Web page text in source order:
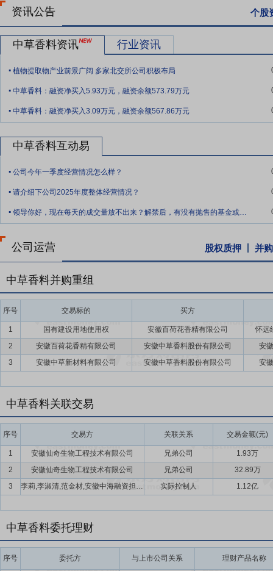
资讯公告 个股
中草香料资讯 行业资讯
. 植物提取物产业前景广阔 多家北交所公司积极布局
. 中草香料：融资净买入5.93万元，融资余额573.79万元
. 中草香料：融资净买入3.09万元，融资余额567.86万元
中草香料互动易
. 公司今年一季度经营情况怎么样？
. 请介绍下公司2025年度整体经营情况？
. 领导你好，现在每天的成交量放不出来？解禁后，有没有抛售的基金或者个人？能否对外公
公司运营 股权质押 并
中草香料并购重组
序号 交易标的 买方
1 国有建设用地使用权 安徽百荷花香精有限公司
怀远
2
安徽百荷花香精有限公司 安徽中草香料股份有限公司
安
3
安徽中草新材料有限公司 安徽中草香料股份有限公司 安
中草香料关联交易
序号 交易方 关联关系 交易金额(元)
1 安徽仙奇生物工程技术有限公司 兄弟公司
1.93万
2
安徽仙奇生物工程技术有限公司 兄弟公司
32.89万
3
李莉,李淑清,范金材,安徽中海融资担保有限公司,张娟,安徽仙奇生物工程技术有限公司,怀远县科技融资担保有限公司,杨登林 实际控制人 1.12亿
中草香料委托理财
序号 委托方 与上市公司关系 理财产品名称